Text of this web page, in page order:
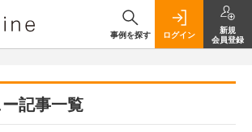
事例を探す ログイン
新規
会員登録
記事一覧